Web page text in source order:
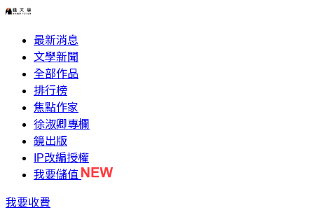
最新消息
文學新聞
全部作品
排行榜
焦點作家
徐淑卿專欄
鏡出版
IP改編授權
我要儲值
我要收費